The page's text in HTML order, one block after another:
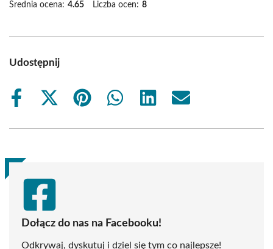
Średnia ocena: 4.65 Liczba ocen: 8
Udostępnij
Share
Share
(Twitter)
Share
Share
Share
Share
Dołącz do nas na Facebooku!
Odkrywaj, dyskutuj i dziel się tym co najlepsze!